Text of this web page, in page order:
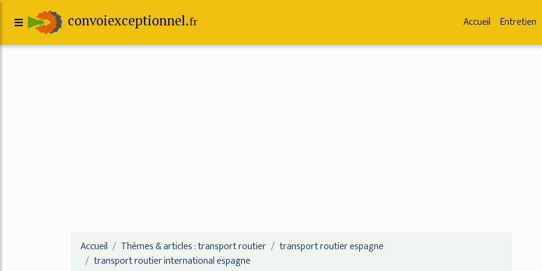
convoiexceptionnel.fr Accueil Entretien
Accueil Thèmes & articles : transport routier
transport routier espagne
transport routier international espagne